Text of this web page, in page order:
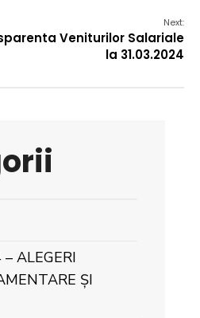
Next:
Veniturilor Salariale
la 31.03.2024
ALEGERI
ȘI